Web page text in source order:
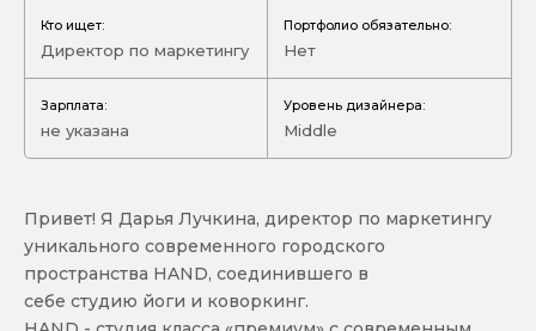
Кто ищет:
Директор по маркетингу
Портфолио обязательно:
Нет
Зарплата:
не указана
Уровень дизайнера:
Middle
Привет! Я Дарья Лучкина, директор по маркетингу
уникального современного городского
пространства HAND, соединившего в
себе студию йоги и коворкинг.